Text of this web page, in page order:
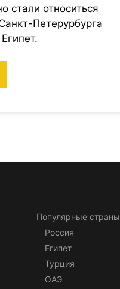
стали относиться
Петерурбурга
Популярные страны
Россия
Египет
Турция
ОАЭ